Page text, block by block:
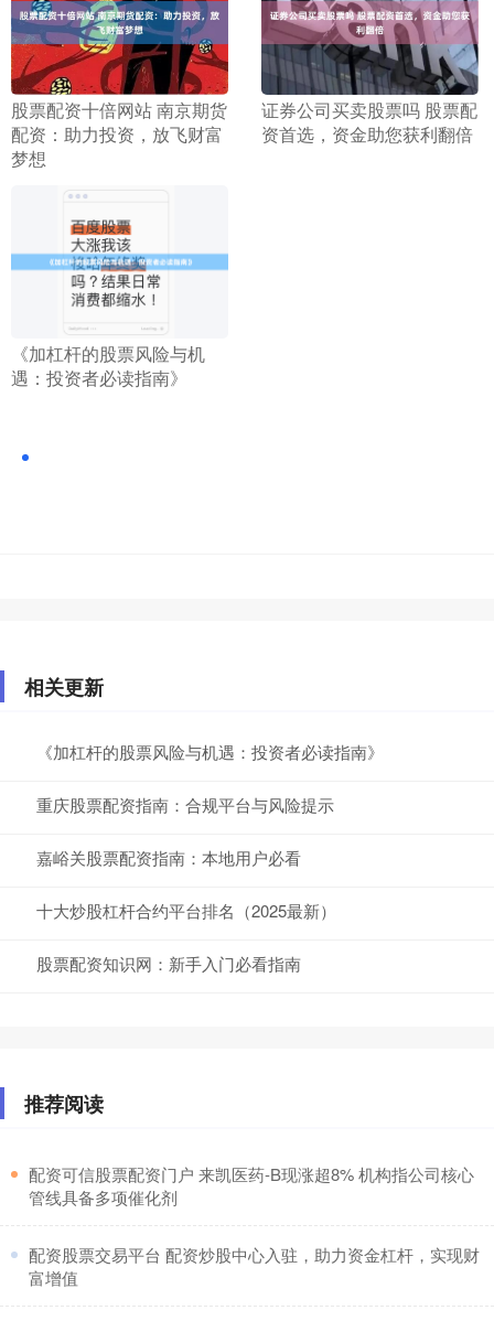
​股票配资十倍网站 南京期货
配资：助力投资，放飞财富
梦想
​证券公司买卖股票吗 股票配
资首选，资金助您获利翻倍
​《加杠杆的股票风险与机
遇：投资者必读指南》
相关更新
《加杠杆的股票风险与机遇：投资者必读指南》
重庆股票配资指南：合规平台与风险提示
嘉峪关股票配资指南：本地用户必看
十大炒股杠杆合约平台排名（2025最新）
股票配资知识网：新手入门必看指南
推荐阅读
​配资可信股票配资门户 来凯医药-B现涨超8% 机构指公司核心
管线具备多项催化剂
​配资股票交易平台 配资炒股中心入驻，助力资金杠杆，实现财
富增值